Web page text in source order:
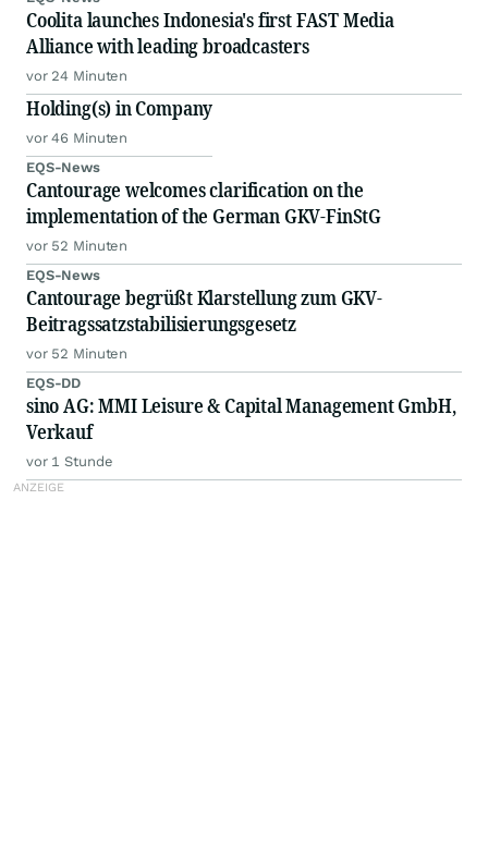
Coolita launches Indonesia's first FAST Media
Alliance with leading broadcasters
vor 24 Minuten
Holding(s) in Company
vor 46 Minuten
EQS-News
Cantourage welcomes clarification on the
implementation of the German GKV-FinStG
vor 52 Minuten
EQS-News
Cantourage begrüßt Klarstellung zum GKV-
Beitragssatzstabilisierungsgesetz
vor 52 Minuten
EQS-DD
sino AG: MMI Leisure & Capital Management GmbH,
Verkauf
vor 1 Stunde